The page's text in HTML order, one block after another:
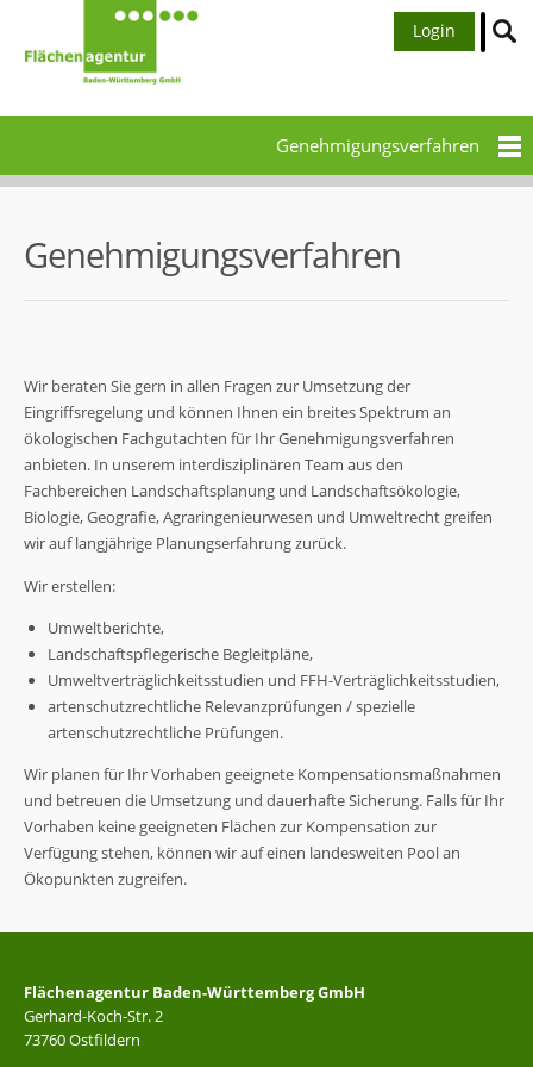
Login
Genehmigungsverfahren
Genehmigungsverfahren
Wir beraten Sie gern in allen Fragen zur Umsetzung der
Eingriffsregelung und können Ihnen ein breites Spektrum an
ökologischen Fachgutachten für Ihr Genehmigungsverfahren
anbieten. In unserem interdisziplinären Team aus den
Fachbereichen Landschaftsplanung und Landschaftsökologie,
Biologie, Geografie, Agraringenieurwesen und Umweltrecht greifen
wir auf langjährige Planungserfahrung zurück.
Wir erstellen:
Umweltberichte,
Landschaftspflegerische Begleitpläne,
Umweltverträglichkeitsstudien und FFH-Verträglichkeitsstudien,
artenschutzrechtliche Relevanzprüfungen / spezielle
artenschutzrechtliche Prüfungen.
Wir planen für Ihr Vorhaben geeignete Kompensationsmaßnahmen
und betreuen die Umsetzung und dauerhafte Sicherung. Falls für Ihr
Vorhaben keine geeigneten Flächen zur Kompensation zur
Verfügung stehen, können wir auf einen landesweiten Pool an
Ökopunkten zugreifen.
Flächenagentur Baden-Württemberg GmbH
Gerhard-Koch-Str. 2
73760 Ostfildern